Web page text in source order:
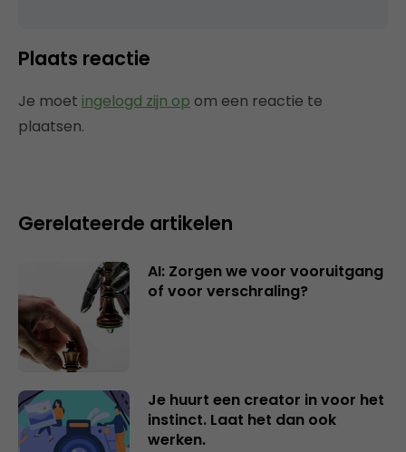
Plaats reactie
Je moet ingelogd zijn op om een reactie te
plaatsen.
Gerelateerde artikelen
AI: Zorgen we voor vooruitgang
of voor verschraling?
Je huurt een creator in voor het
instinct. Laat het dan ook
werken.